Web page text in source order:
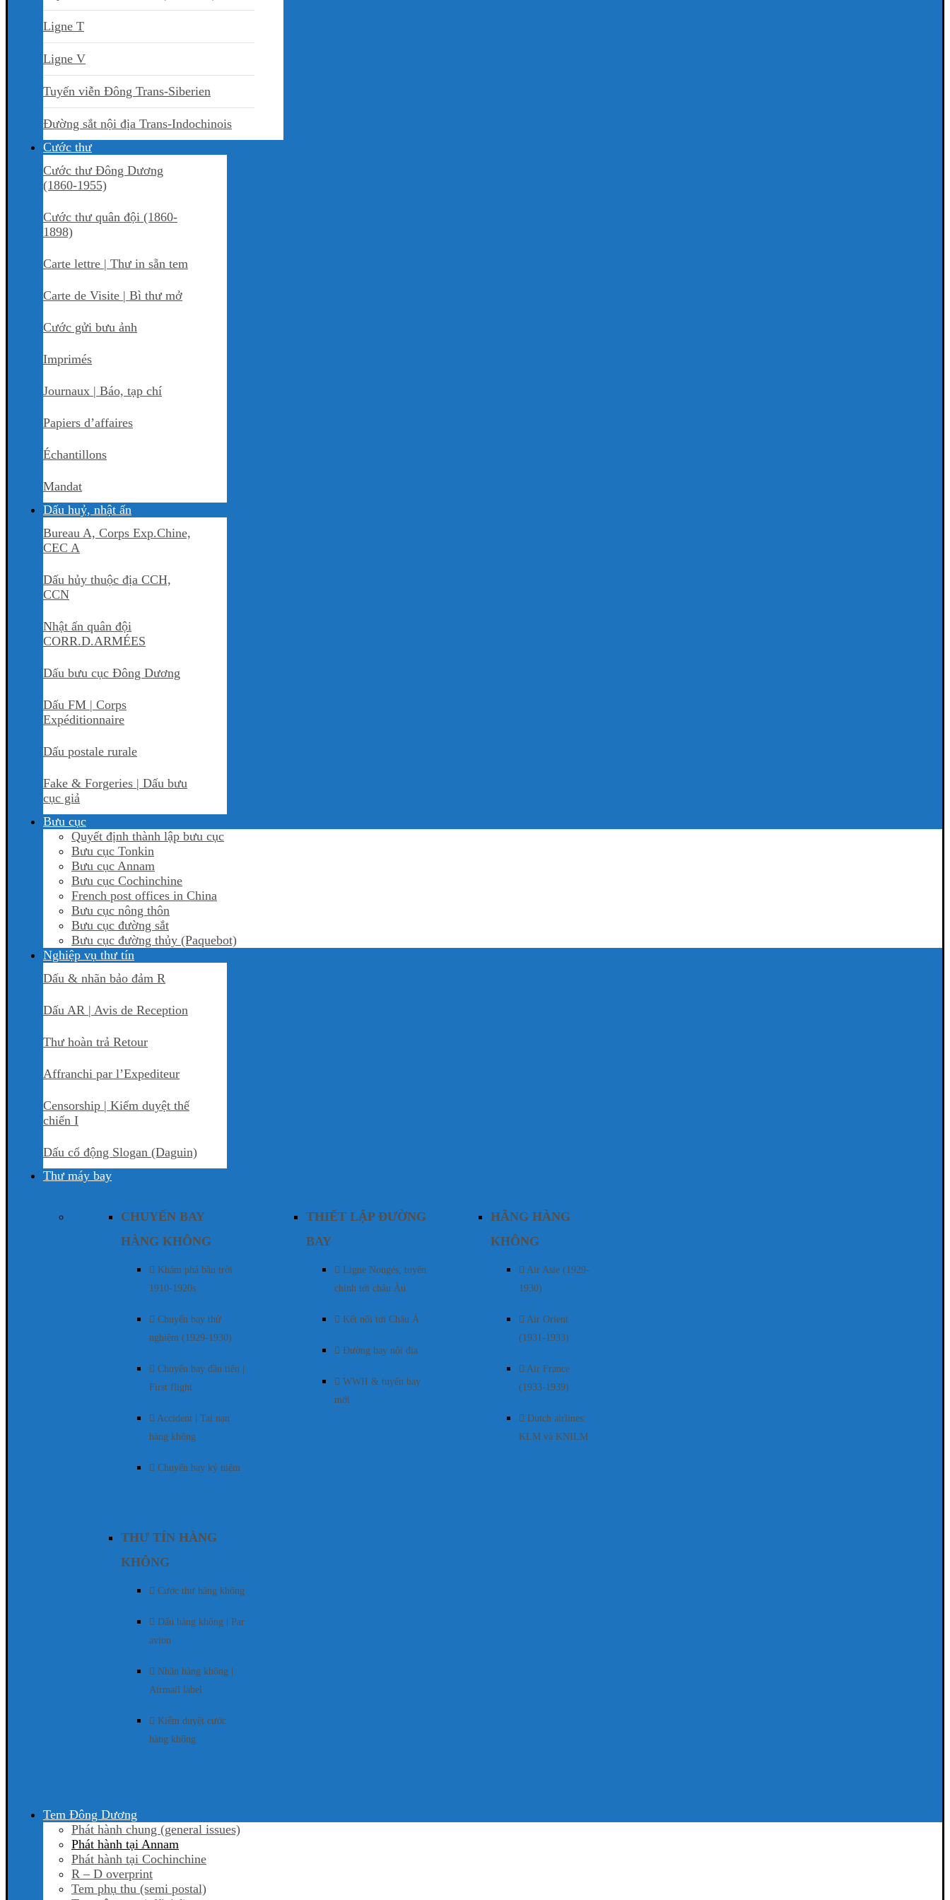
Ligne T
Ligne V
Tuyến viễn Đông Trans-Siberien
Đường sắt nội địa Trans-Indochinois
Cước thư
Cước thư Đông Dương
(1860-1955)
Cước thư quân đội (1860-
1898)
Carte lettre | Thư in sẵn tem
Carte de Visite | Bì thư mở
Cước gửi bưu ảnh
Imprimés
Journaux | Báo, tạp chí
Papiers d’affaires
Échantillons
Mandat
Dấu huỷ, nhật ấn
Bureau A, Corps Exp.Chine,
CEC A
Dấu hủy thuộc địa CCH,
CCN
Nhật ấn quân đội
CORR.D.ARMÉES
Dấu bưu cục Đông Dương
Dấu FM | Corps
Expéditionnaire
Dấu postale rurale
Fake & Forgeries | Dấu bưu
cục giả
Bưu cục
Quyết định thành lập bưu cục
Bưu cục Tonkin
Bưu cục Annam
Bưu cục Cochinchine
French post offices in China
Bưu cục nông thôn
Bưu cục đường sắt
Bưu cục đường thủy (Paquebot)
Nghiệp vụ thư tín
Dấu & nhãn bảo đảm R
Dấu AR | Avis de Reception
Thư hoàn trả Retour
Affranchi par l’Expediteur
Censorship | Kiểm duyệt thế
chiến I
Dấu cổ động Slogan (Daguin)
Thư máy bay
CHUYẾN BAY
HÀNG KHÔNG
Khám phá bầu trời
1910-1920s
Chuyến bay thử
nghiệm (1929-1930)
Chuyến bay đầu tiên |
First flight
Accident | Tai nạn
hàng không
Chuyến bay kỷ niệm
THIẾT LẬP ĐƯỜNG
BAY
Ligne Nougés, tuyến
chính tới châu Âu
Kết nối tới Châu Á
Đường bay nội địa
WWII & tuyến bay
mới
HÃNG HÀNG
KHÔNG
Air Asie (1929-
1930)
Air Orient
(1931-1933)
Air France
(1933-1939)
Dutch airlines:
KLM và KNILM
THƯ TÍN HÀNG
KHÔNG
Cước thư hàng không
Dấu hàng không | Par
avion
Nhãn hàng không |
Airmail label
Kiểm duyệt cước
hàng không
Tem Đông Dương
Phát hành chung (general issues)
Phát hành tại Annam
Phát hành tại Cochinchine
R – D overprint
Tem phụ thu (semi postal)